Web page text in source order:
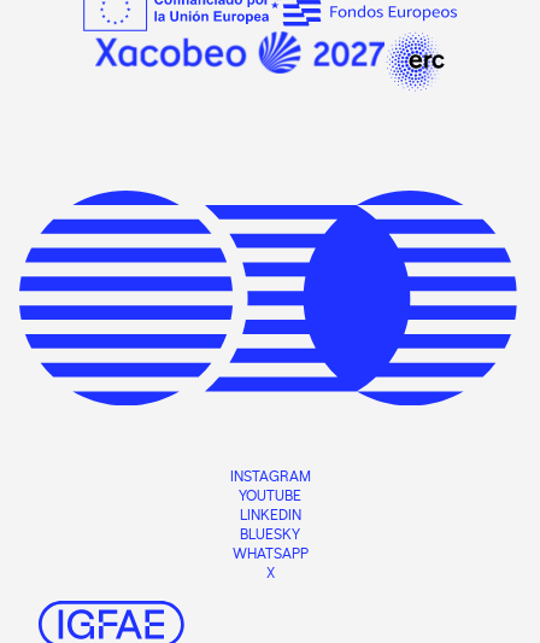
INSTAGRAM
YOUTUBE
LINKEDIN
BLUESKY
WHATSAPP
X